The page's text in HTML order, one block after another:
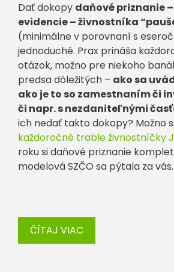
Dať dokopy daňové priznanie
evidencie – živnostníka
(minimálne v porovnaní s
jednoduché. Prax prináša
otázok, možno pre niekoho
predsa dôležitých – ako sa
ako je to so zamestnaním či
či napr. s nezdaniteľnými
ich nedať takto dokopy? Možno
každoročné trable živnostníčky
roku si daňové priznanie
modelová SZČO sa pýtala za vás.
ČÍTAJ VIAC